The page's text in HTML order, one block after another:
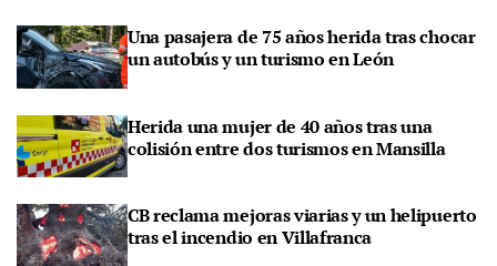
Una pasajera de 75 años herida tras chocar
un autobús y un turismo en León
Herida una mujer de 40 años tras una
colisión entre dos turismos en Mansilla
CB reclama mejoras viarias y un helipuerto
tras el incendio en Villafranca